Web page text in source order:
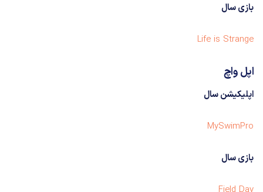
بازی سال
Life is Strange
اپل واچ
اپلیکیشن سال
MySwimPro
بازی سال